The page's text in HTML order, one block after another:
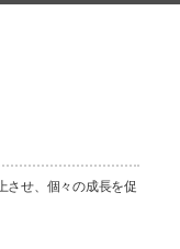
させ、個々の成長を促